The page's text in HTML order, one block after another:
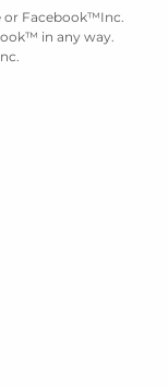
or Facebook™Inc.
in any way.